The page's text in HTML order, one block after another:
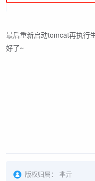
最后重新启动tomcat再执行
好了~
版权归属：
芈亓